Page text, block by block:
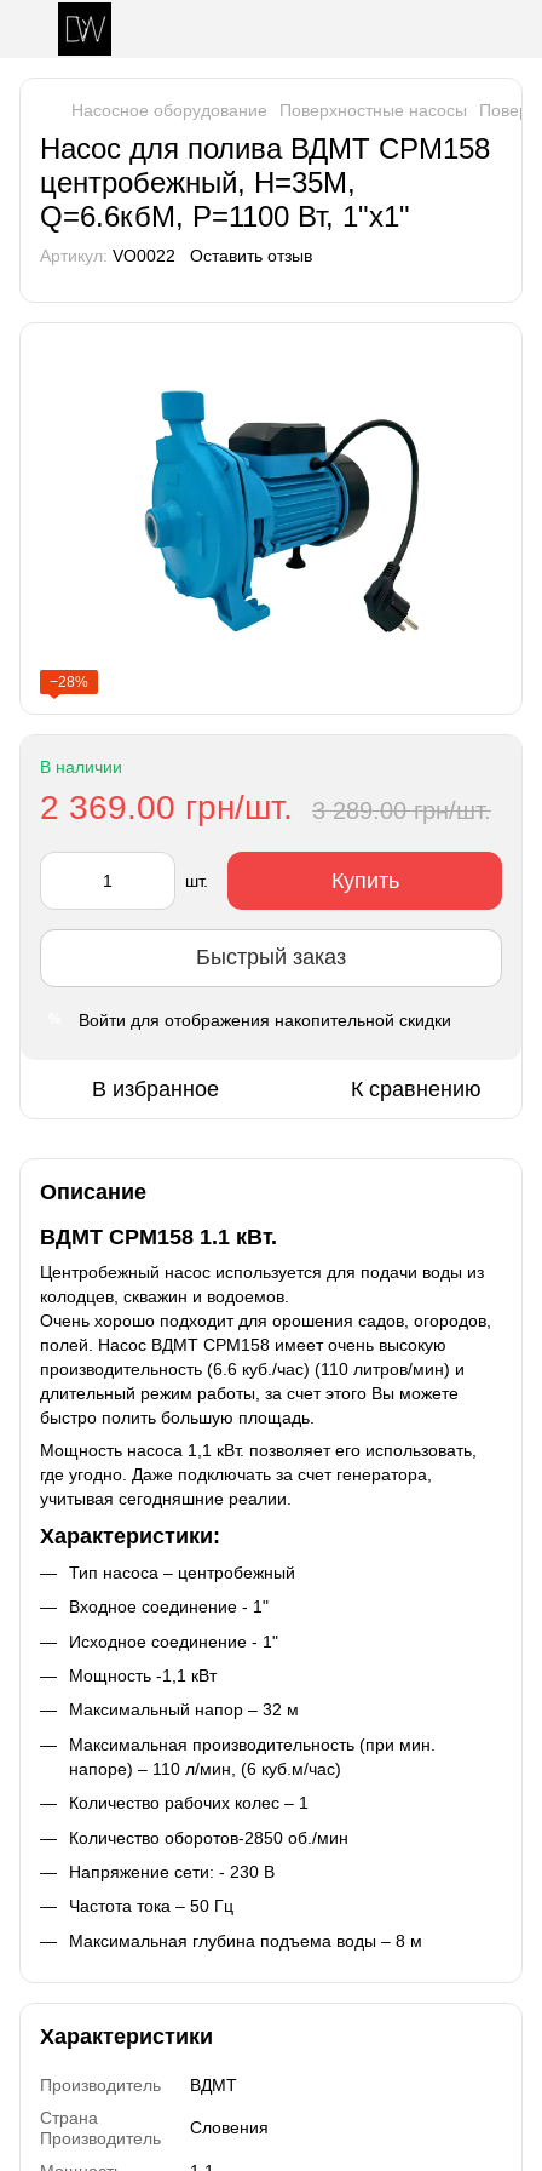
Насосное оборудование Поверхностные насосы
Насос для полива ВДМТ CPM158
центробежный, Н=35М,
Q=6.6кбМ, P=1100 Вт, 1"x1"
Артикул: VO0022 Оставить отзыв
−28%
В наличии
2 369.00 грн/шт. 3 289.00 грн/шт.
шт. Купить
Быстрый заказ
Войти для отображения накопительной скидки
В избранное К сравнению
Описание
ВДМТ СPM158 1.1 кВт.
Центробежный насос используется для подачи воды из
колодцев, скважин и водоемов.
Очень хорошо подходит для орошения садов, огородов,
полей. Насос ВДМТ СPM158 имеет очень высокую
производительность (6.6 куб./час) (110 литров/мин) и
длительный режим работы, за счет этого Вы можете
быстро полить большую площадь.
Мощность насоса 1,1 кВт. позволяет его использовать,
где угодно. Даже подключать за счет генератора,
учитывая сегодняшние реалии.
Характеристики:
Тип насоса – центробежный
Входное соединение - 1"
Исходное соединение - 1"
Мощность -1,1 кВт
Максимальный напор – 32 м
Максимальная производительность (при мин.
напоре) – 110 л/мин, (6 куб.м/час)
Количество рабочих колес – 1
Количество оборотов-2850 об./мин
Напряжение сети: - 230 В
Частота тока – 50 Гц
Максимальная глубина подъема воды – 8 м
Характеристики
Производитель
ВДМТ
Страна
Производитель
Словения